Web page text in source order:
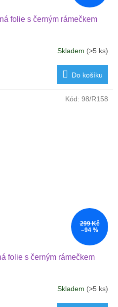
folie s černým rámečkem
Skladem (>5 ks)
Do košíku
299 Kč
–94 %
folie s černým rámečkem
Skladem (>5 ks)
Kód: 98/R158